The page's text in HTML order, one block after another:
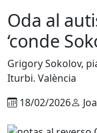
Oda al
‘conde
Grigory Sokolov,
Iturbi. València
18/02/2026